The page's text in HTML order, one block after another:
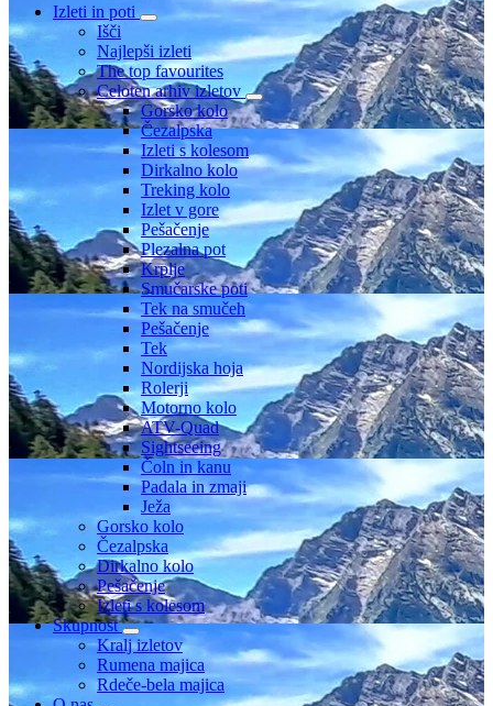
Izleti in poti
Išči
Najlepši izleti
The top favourites
Celoten arhiv izletov
Gorsko kolo
Čezalpska
Izleti s kolesom
Dirkalno kolo
Treking kolo
Izlet v gore
Pešačenje
Plezalna pot
Krplje
Smučarske poti
Tek na smučeh
Pešačenje
Tek
Nordijska hoja
Rolerji
Motorno kolo
ATV-Quad
Sightseeing
Čoln in kanu
Padala in zmaji
Ježa
Gorsko kolo
Čezalpska
Dirkalno kolo
Pešačenje
Izleti s kolesom
Skupnost
Kralj izletov
Rumena majica
Rdeče-bela majica